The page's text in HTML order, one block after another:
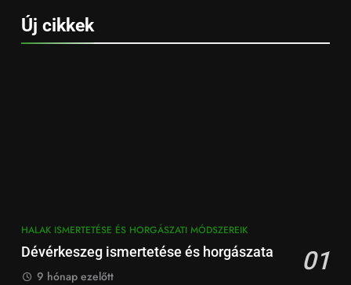
Új cikkek
HALAK ISMERTETÉSE ÉS HORGÁSZATI MÓDSZEREIK
Dévérkeszeg ismertetése és horgászata 01
9 hónap ezelőtt